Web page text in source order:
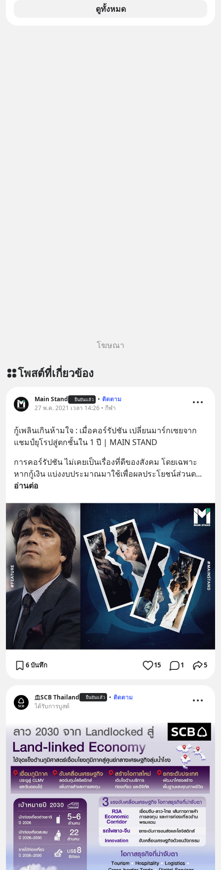
การแอปเท๋ Dinner Talk ในวันนี้โฮสต์
ทั้ง 2 ท่าน แทป-รวิศ หาญอุตสาหะ และ
ในมือมิจฉาชีพ และถูกขายในตลาดมืด
ดูทั้งหมด
โฆษณา
โพสต์ที่เกี่ยวข้อง
Main Stand ยืนยันแล้ว • ติดตาม
27 พ.ค. 2021 เวลา 14:26 • กีฬา
กู้เพลินเกินห้ามใจ : เมื่อคอร์รัปชัน เปลี่ยนมาร์กเซยจาก
แชมป์ยุโรปสู่ตกชั้นใน 1 ปี | MAIN STAND
การคอร์รัปชัน ไม่เคยเป็นเรื่องที่ดีของสังคม โดยเฉพาะ
หากกู้เงิน แบ่งงบประมาณมาใช้เพื่อผลประโยชน์ส่วนต
อ่านต่อ
6 บันทึก 15 1 5
SCB Thailand ยืนยันแล้ว • ติดตาม
ได้รับการบูสต์